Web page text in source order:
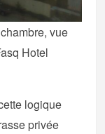
vue
Hotel
logique
privée